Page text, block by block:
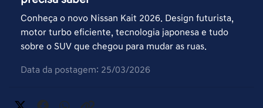
Conheça o novo Nissan Kait 2026. Design futurista,
motor turbo eficiente, tecnologia japonesa e tudo
sobre o SUV que chegou para mudar as ruas.
Data da postagem: 25/03/2026